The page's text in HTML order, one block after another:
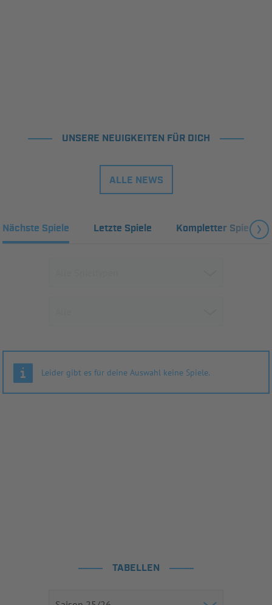
UNSERE NEUIGKEITEN FÜR DICH
ALLE NEWS
Nächste Spiele Letzte Spiele Kompletter Spielplan
Leider gibt es für deine Auswahl keine Spiele.
TABELLEN